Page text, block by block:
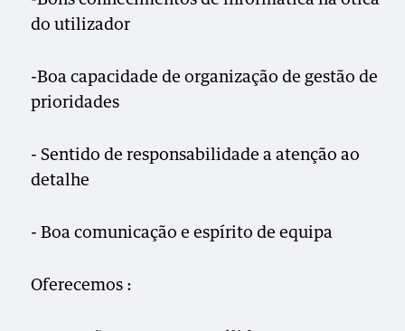
do utilizador
-Boa capacidade de organização de gestão de
prioridades
- Sentido de responsabilidade a atenção ao
detalhe
- Boa comunicação e espírito de equipa
Oferecemos :